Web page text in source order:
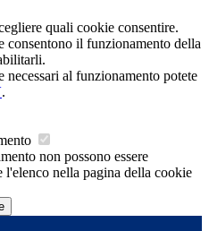
quali cookie consentire.
consentono il funzionamento della
al funzionamento potete
.
non possono essere
nella pagina della cookie